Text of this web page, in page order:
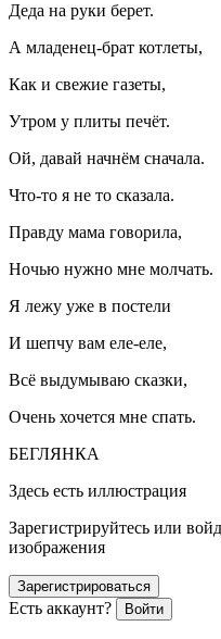
Деда на руки берет.
А младенец-брат котлеты,
Как и свежие газеты,
Утром у плиты печёт.
Ой, давай начнём сначала.
Что-то я не то сказала.
Правду мама говорила,
Ночью нужно мне молчать.
Я лежу уже в постели
И шепчу вам еле-еле,
Всё выдумываю сказки,
Очень хочется мне спать.
БЕГЛЯНКА
Здесь есть иллюстрация
Зарегистрируйтесь или
изображения
Зарегистрироваться
Есть аккаунт? Войти